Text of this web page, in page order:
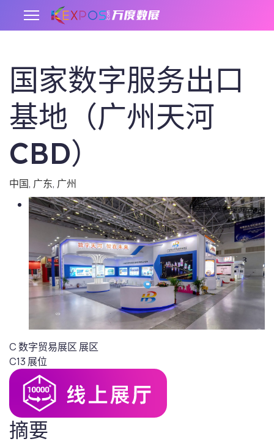
国家数字服务出口
基地（广州天河
CBD）
中国, 广东, 广州
C 数字贸易展区 展区
C13 展位
摘要